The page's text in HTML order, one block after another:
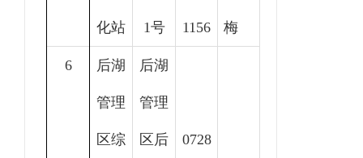
化站 1号 1156 梅
6 后湖
管理
区综
后湖
管理
区后 0728